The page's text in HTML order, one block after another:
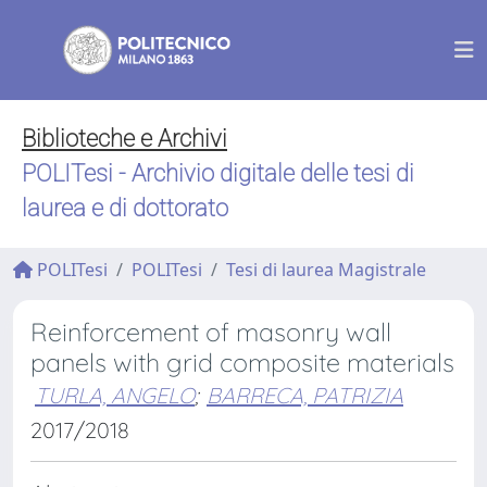
Biblioteche e Archivi
POLITesi - Archivio digitale delle tesi di
laurea e di dottorato
POLITesi POLITesi Tesi di laurea Magistrale
Reinforcement of masonry wall
panels with grid composite materials
TURLA, ANGELO; BARRECA, PATRIZIA
2017/2018